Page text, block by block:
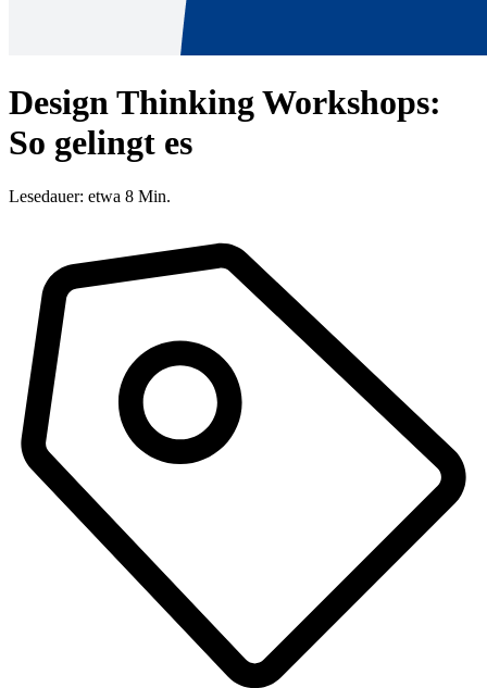
Design Thinking Workshops:
So gelingt es
Lesedauer: etwa 8 Min.